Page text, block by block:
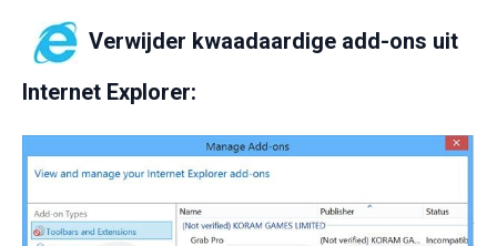
Verwijder kwaadaardige add-ons uit
Internet Explorer: